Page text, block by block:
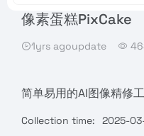
像素蛋糕PixCake
1yrs agoupdate
简单易用的AI图像精修
Collection time: 2025-